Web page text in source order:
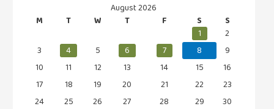
August 2026
M
T W T F S
S
1
2
3
4 5 6 7 8
9
10
11 12 13 14 15
16
17
18 19 20 21 22
23
24
25 26 27 28 29
30